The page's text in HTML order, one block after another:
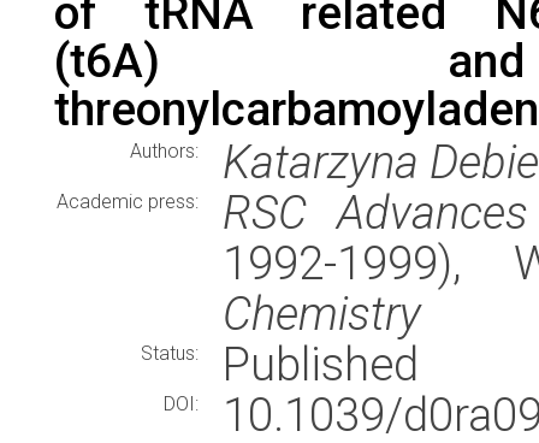
of tRNA related N6-
(t6A) and
Authors: Katarzyna
Academic press: RSC Advances
1992-1999),
Chemistry
Status: Published
DOI:
10.1039/